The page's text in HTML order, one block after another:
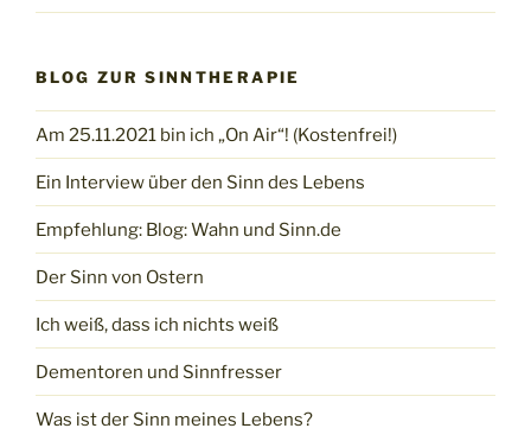
BLOG ZUR SINNTHERAPIE
Am 25.11.2021 bin ich „On Air“! (Kostenfrei!)
Ein Interview über den Sinn des Lebens
Empfehlung: Blog: Wahn und Sinn.de
Der Sinn von Ostern
Ich weiß, dass ich nichts weiß
Dementoren und Sinnfresser
Was ist der Sinn meines Lebens?